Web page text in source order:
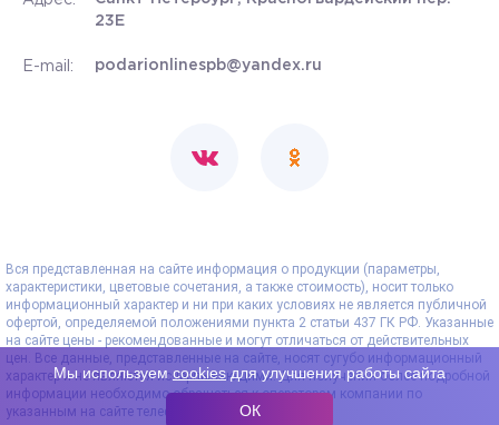
23Е
E-mail: podarionlinespb@yandex.ru
Вся представленная на сайте информация о продукции (параметры,
характеристики, цветовые сочетания, а также стоимость), носит только
информационный характер и ни при каких условиях не является публичной
офертой, определяемой положениями пункта 2 статьи 437 ГК РФ. Указанные
на сайте цены - рекомендованные и могут отличаться от действительных
цен. Все данные, представленные на сайте, носят сугубо информационный
характер и не являются исчерпывающими. Для получения более подробной
информации необходимо обращаться к операторам компании по
указанным на сайте телефонам.
Мы используемcookiesдля улучшения работы сайта
ОК